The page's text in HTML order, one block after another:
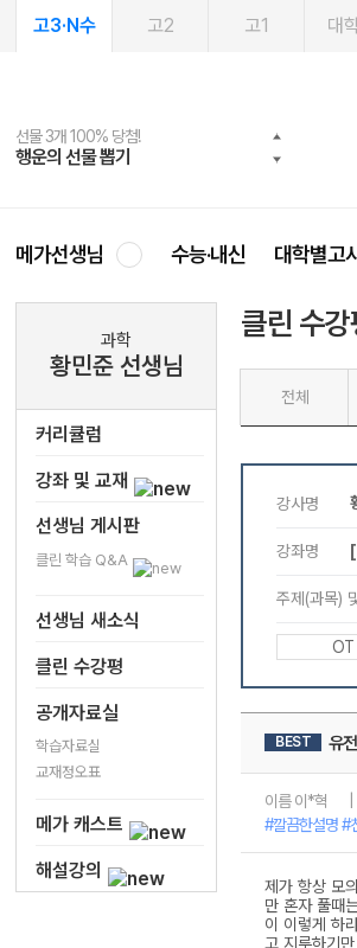
고3·N수 고2 고1 대
선물 3개 100% 당첨!
행운의 선물 뽑기
선물 100% 증정!
메가스터디 X 올리브
여름방학 스터디 캐시백
메가런 썸머스쿨
2027 러셀 단과
강사 공개선발
스마트러닝앱
설문 EVENT
메가패스
3일 무료 체험권
메가패스 수강생 무료혜택!
메가클럽 멤버십
사회공헌 캠페인
희망이룸 메가나눔
메가선생님 수능·내신 대학별고
과학
황민준 선생님
커리큘럼
강좌 및 교재
선생님 게시판
클린 학습 Q&A
선생님 새소식
클린 수강평
공개자료실
학습자료실
교재정오표
메가 캐스트
해설강의
클린 수강
전체